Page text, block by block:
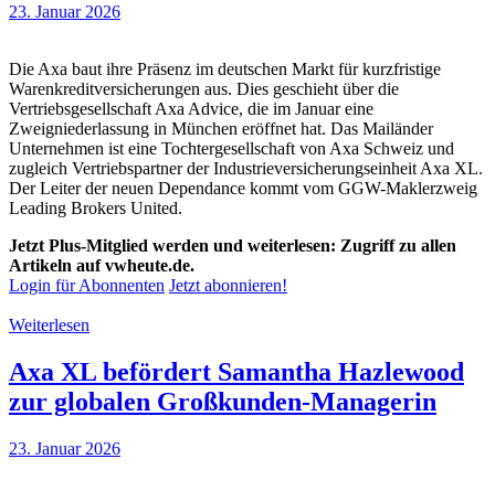
23. Januar 2026
Die Axa baut ihre Präsenz im deutschen Markt für kurzfristige
Warenkreditversicherungen aus. Dies geschieht über die
Vertriebsgesellschaft Axa Advice, die im Januar eine
Zweigniederlassung in München eröffnet hat. Das Mailänder
Unternehmen ist eine Tochtergesellschaft von Axa Schweiz und
zugleich Vertriebspartner der Industrieversicherungseinheit Axa XL.
Der Leiter der neuen Dependance kommt vom GGW-Maklerzweig
Leading Brokers United.
Jetzt Plus-Mitglied werden und weiterlesen: Zugriff zu allen
Artikeln auf vwheute.de.
Login für Abonnenten Jetzt abonnieren!
Weiterlesen
Axa XL befördert Samantha Hazlewood
zur globalen Großkunden-Managerin
23. Januar 2026